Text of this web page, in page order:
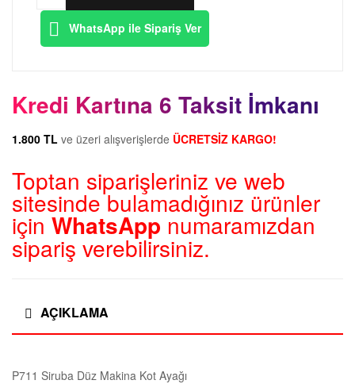
WhatsApp ile Sipariş Ver
Kredi Kartına 6 Taksit İmkanı
1.800 TL ve üzeri alışverişlerde ÜCRETSİZ KARGO!
Toptan siparişleriniz ve web
sitesinde bulamadığınız ürünler
için WhatsApp numaramızdan
sipariş verebilirsiniz.
AÇIKLAMA
P711 Siruba Düz Makina Kot Ayağı